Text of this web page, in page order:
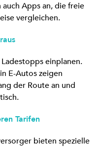
Apps an, die freie
vergleichen.
einplanen.
E-Autos zeigen
der Route an und
Tarifen
bieten spezielle